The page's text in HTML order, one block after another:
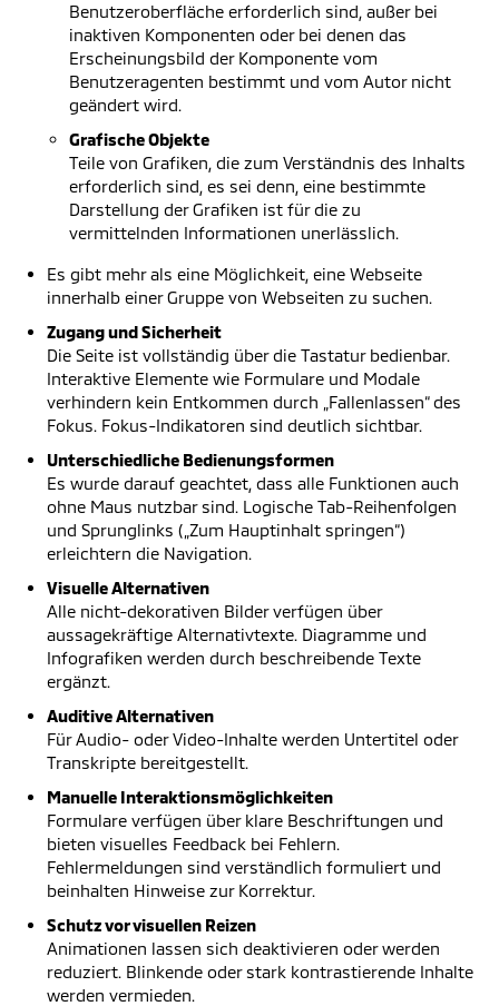
Benutzeroberfläche erforderlich sind, außer bei
inaktiven Komponenten oder bei denen das
Erscheinungsbild der Komponente vom
Benutzeragenten bestimmt und vom Autor nicht
geändert wird.
Grafische Objekte
Teile von Grafiken, die zum Verständnis des Inhalts
erforderlich sind, es sei denn, eine bestimmte
Darstellung der Grafiken ist für die zu
vermittelnden Informationen unerlässlich.
Es gibt mehr als eine Möglichkeit, eine Webseite
innerhalb einer Gruppe von Webseiten zu suchen.
Zugang und Sicherheit
Die Seite ist vollständig über die Tastatur bedienbar.
Interaktive Elemente wie Formulare und Modale
verhindern kein Entkommen durch „Fallenlassen“ des
Fokus. Fokus-Indikatoren sind deutlich sichtbar.
Unterschiedliche Bedienungsformen
Es wurde darauf geachtet, dass alle Funktionen auch
ohne Maus nutzbar sind. Logische Tab-Reihenfolgen
und Sprunglinks („Zum Hauptinhalt springen“)
erleichtern die Navigation.
Visuelle Alternativen
Alle nicht-dekorativen Bilder verfügen über
aussagekräftige Alternativtexte. Diagramme und
Infografiken werden durch beschreibende Texte
ergänzt.
Auditive Alternativen
Für Audio- oder Video-Inhalte werden Untertitel oder
Transkripte bereitgestellt.
Manuelle Interaktionsmöglichkeiten
Formulare verfügen über klare Beschriftungen und
bieten visuelles Feedback bei Fehlern.
Fehlermeldungen sind verständlich formuliert und
beinhalten Hinweise zur Korrektur.
Schutz vor visuellen Reizen
Animationen lassen sich deaktivieren oder werden
reduziert. Blinkende oder stark kontrastierende Inhalte
werden vermieden.